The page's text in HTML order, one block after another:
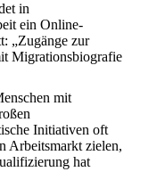
in
ein Online-
„Zugänge zur
Migrationsbiografie
mit
Initiativen oft
Arbeitsmarkt zielen,
hat